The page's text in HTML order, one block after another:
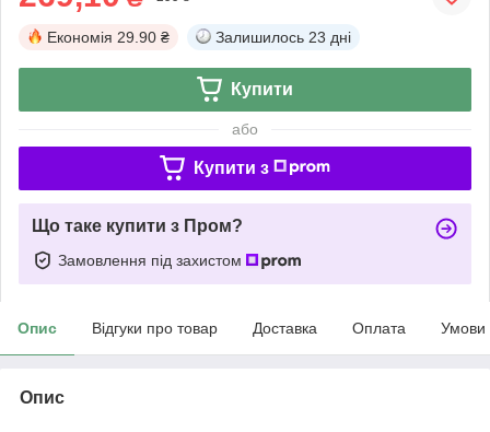
Економія 29.90 ₴ Залишилось 23 дні
Купити
або
Купити з
Що таке купити з Пром?
Замовлення під захистом
Опис Відгуки про товар Доставка Оплата Умови
Опис